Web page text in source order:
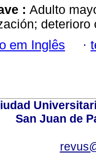
: Adulto
em Inglês ·
San Juan de